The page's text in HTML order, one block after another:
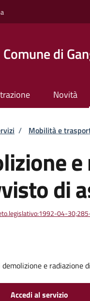
Comune di
Novità
di pane
/ Mobilità e
di
04-
e radiazione
Accedi al servizio